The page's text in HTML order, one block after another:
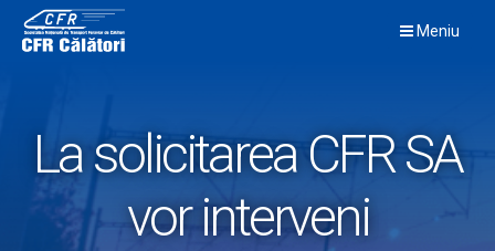
content
Meniu
La solicitarea CFR SA
vor interveni